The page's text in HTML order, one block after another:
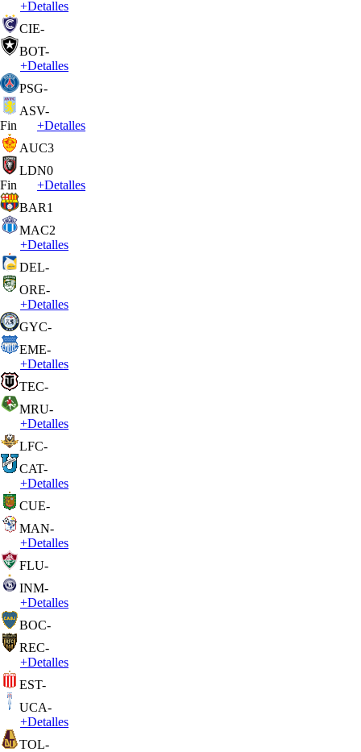
+Detalles
CIE-
BOT-
+Detalles
PSG-
ASV-
Fin
+Detalles
AUC3
LDN0
Fin
+Detalles
BAR1
MAC2
+Detalles
DEL-
ORE-
+Detalles
GYC-
EME-
+Detalles
TEC-
MRU-
+Detalles
LFC-
CAT-
+Detalles
CUE-
MAN-
+Detalles
FLU-
INM-
+Detalles
BOC-
REC-
+Detalles
EST-
UCA-
+Detalles
TOL-